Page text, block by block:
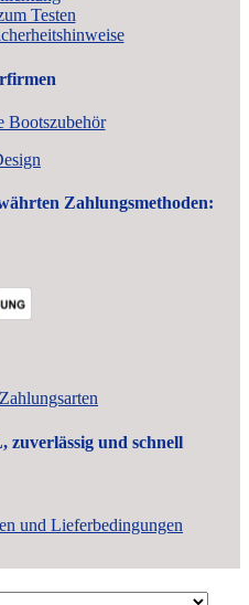
Testen
Bootszubehör
Zahlungsmethoden:
und schnell
und Lieferbedingungen